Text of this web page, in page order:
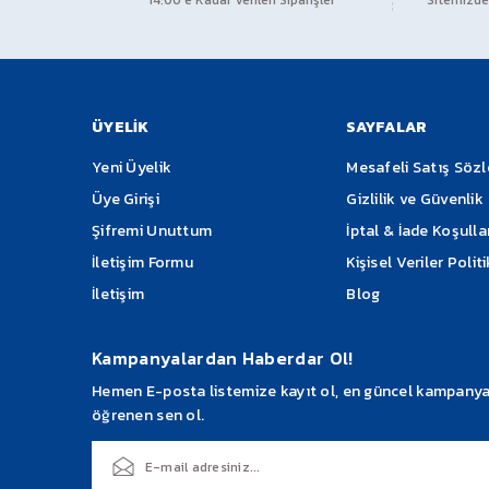
Ürün resmi kalitesiz, bozuk veya görüntülenemiyor.
Bu ürüne benzer farklı alternatifler olmalı.
ÜYELİK
Yeni Üyelik
Üye Girişi
Şifremi Unuttum
İletişim Formu
İletişim
SAYFALAR
Mesafeli Satış
Gizlilik ve Güvenlik
İptal & İade
Kişisel Veriler
Blog
Kampanyalardan Haberdar Ol!
Hemen E-posta listemize kayıt ol, en güncel
öğrenen sen ol.